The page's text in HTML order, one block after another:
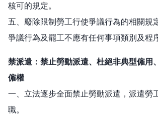
核可的規定。
五、廢除限制勞工行使爭議行為的相關規
爭議行為及罷工不應有任何事項類別及程
禁派遣：禁止勞動派遣、杜絕非典型僱用
僱權
一、立法逐步全面禁止勞動派遣，派遣勞
職。